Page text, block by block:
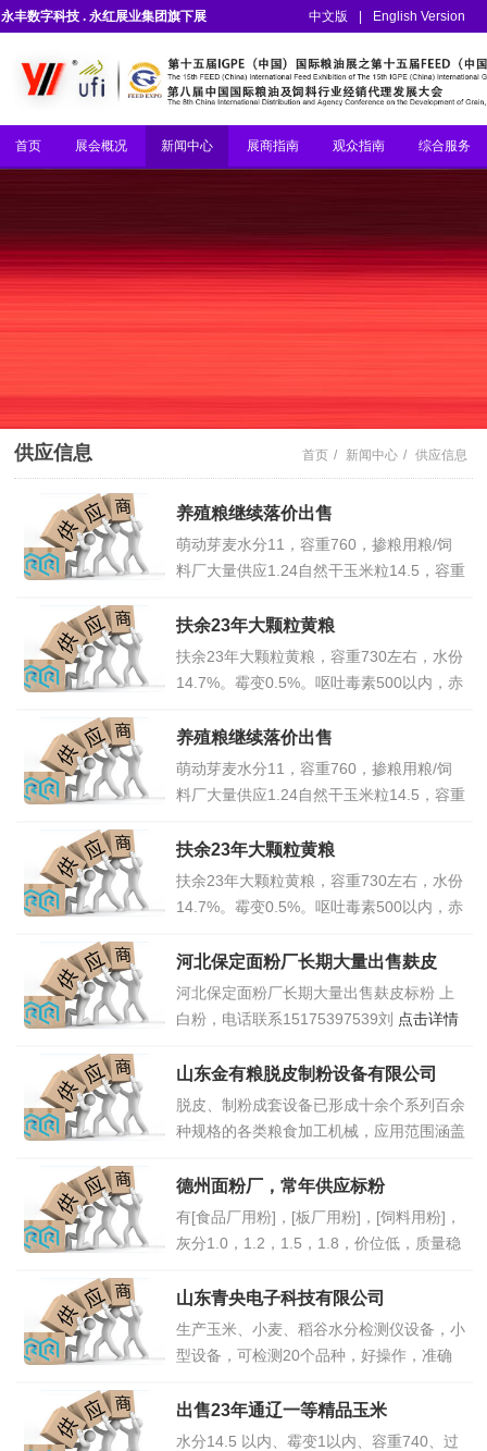
永丰数字科技 . 永红展业集团旗下展 中文版 English Version
首页 展会概况 新闻中心 展商指南 观众指南 综合服务
供应信息 首页 / 新闻中心 / 供应信息
养殖粮继续落价出售
萌动芽麦水分11，容重760，掺粮用粮/饲
料厂大量供应1.24自然干玉米粒14.5，容重
1.18湿玉米粒水分17/22以掺粮用粮上车
1.04/1.14东北烘干粮水分14，容重710上
车1.13湿玉米粒热测28上车0.85玉米棒水
掺点击详情>>
扶余23年大颗粒黄粮
扶余23年大颗粒黄粮，容重730左右，水份
14.7%。霉变0.5%。呕吐毒素500以内，赤
猪料最佳产品。双城市23年烘干大颗粒黄
玉米。容重730以上。水份14.8%以里。霉
变0.8%。卫生指标合格产品。呕吐毒素200
点击详情>>
养殖粮继续落价出售
萌动芽麦水分11，容重760，掺粮用粮/饲
料厂大量供应1.24自然干玉米粒14.5，容重
1.18湿玉米粒水分17/22以掺粮用粮上车
1.04/1.14东北烘干粮水分14，容重710上
车1.13湿玉米粒热测28上车0.85玉米棒水
掺 点击详情>>
扶余23年大颗粒黄粮
扶余23年大颗粒黄粮，容重730左右，水份
14.7%。霉变0.5%。呕吐毒素500以内，赤
猪料最佳产品。双城市23年烘干大颗粒黄
玉米。容重730以上。水份14.8%以里。霉
变0.8%。卫生指标合格产品。呕吐毒素200
点击详情>>
河北保定面粉厂长期大量出售麸皮
河北保定面粉厂长期大量出售麸皮标粉 上
白粉，电话联系15175397539刘 点击详情
山东金有粮脱皮制粉设备有限公司
脱皮、制粉成套设备已形成十余个系列百余
种规格的各类粮食加工机械，应用范围涵盖
米、食品、饲料、酿造、油脂、淀粉、智能
控制等多个领域；欢迎咨询15562292678
张经理点击详情>>
德州面粉厂，常年供应标粉
有[食品厂用粉]，[板厂用粉]，[饲料用粉]，
灰分1.0，1.2，1.5，1.8，价位低，质量稳
情>>
山东青央电子科技有限公司
生产玉米、小麦、稻谷水分检测仪设备，小
型设备，可检测20个品种，好操作，准确
情>>
出售23年通辽一等精品玉米
水分14.5 以内、霉变1以内、容重740、过